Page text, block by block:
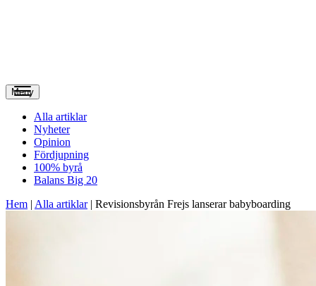
Meny
Alla artiklar
Nyheter
Opinion
Fördjupning
100% byrå
Balans Big 20
Hem | Alla artiklar| Revisionsbyrån Frejs lanserar babyboarding